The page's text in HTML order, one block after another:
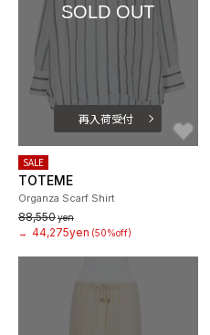
SOLD OUT
再入荷受付
SALE
TOTEME
Organza Scarf Shirt
88,550yen
→ 44,275yen (50%off)